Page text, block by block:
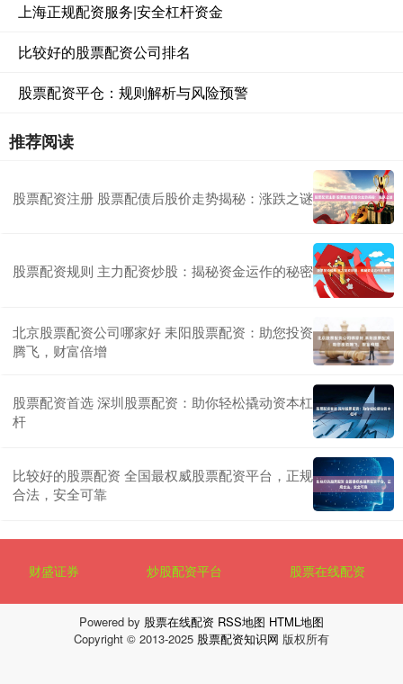
上海正规配资服务|安全杠杆资金
比较好的股票配资公司排名
股票配资平仓：规则解析与风险预警
推荐阅读
股票配资注册 股票配债后股价走势揭秘：涨跌之谜
股票配资规则 主力配资炒股：揭秘资金运作的秘密
北京股票配资公司哪家好 耒阳股票配资：助您投资
腾飞，财富倍增
股票配资首选 深圳股票配资：助你轻松撬动资本杠
杆
比较好的股票配资 全国最权威股票配资平台，正规
合法，安全可靠
财盛证券 炒股配资平台 股票在线配资
Powered by 股票在线配资 RSS地图 HTML地图
Copyright © 2013-2025 股票配资知识网 版权所有